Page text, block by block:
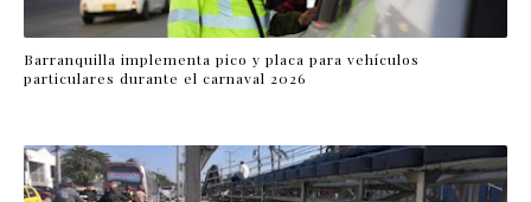
Barranquilla implementa pico y placa para vehículos
particulares durante el carnaval 2026